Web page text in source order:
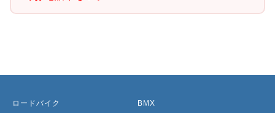
ロードバイク BMX